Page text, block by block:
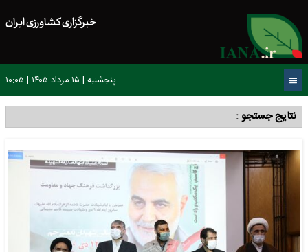
خبرگزاری کشاورزی ایران
پنجشنبه | ۱۵ مرداد ۱۴۰۵ | ۱۰:۰۵
نتایج جستجو :